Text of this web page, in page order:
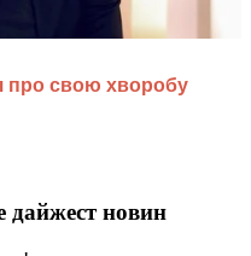
дайжест новин